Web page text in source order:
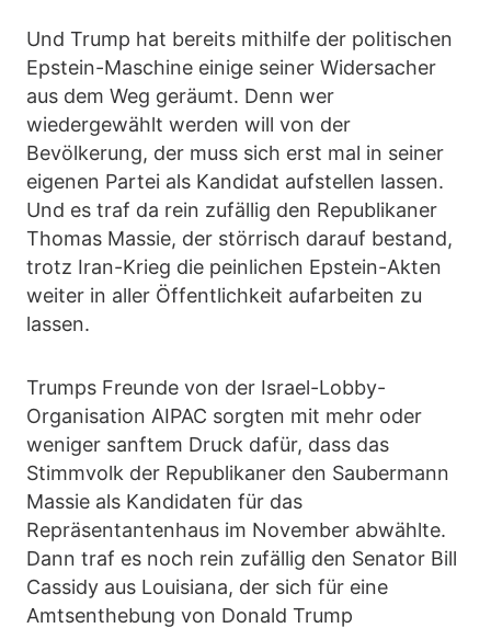
Und Trump hat bereits mithilfe der politischen
Epstein-Maschine einige seiner Widersacher
aus dem Weg geräumt. Denn wer
wiedergewählt werden will von der
Bevölkerung, der muss sich erst mal in seiner
eigenen Partei als Kandidat aufstellen lassen.
Und es traf da rein zufällig den Republikaner
Thomas Massie, der störrisch darauf bestand,
trotz Iran-Krieg die peinlichen Epstein-Akten
weiter in aller Öffentlichkeit aufarbeiten zu
lassen.
Trumps Freunde von der Israel-Lobby-
Organisation AIPAC sorgten mit mehr oder
weniger sanftem Druck dafür, dass das
Stimmvolk der Republikaner den Saubermann
Massie als Kandidaten für das
Repräsentantenhaus im November abwählte.
Dann traf es noch rein zufällig den Senator Bill
Cassidy aus Louisiana, der sich für eine
Amtsenthebung von Donald Trump